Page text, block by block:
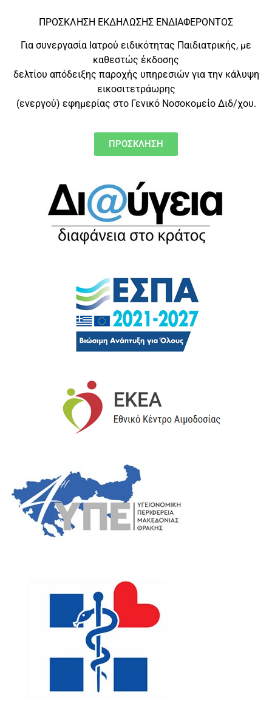
ΠΡΟΣΚΛΗΣΗ ΕΚΔΗΛΩΣΗΣ ΕΝΔΙΑΦΕΡΟΝΤΟΣ
Για συνεργασία Ιατρού ειδικότητας Παιδιατρικής, με
καθεστώς έκδοσης
δελτίου απόδειξης παροχής υπηρεσιών για την κάλυψη
εικοσιτετράωρης
(ενεργού) εφημερίας στο Γενικό Νοσοκομείο Διδ/χου.
ΠΡΟΣΚΛΗΣΗ